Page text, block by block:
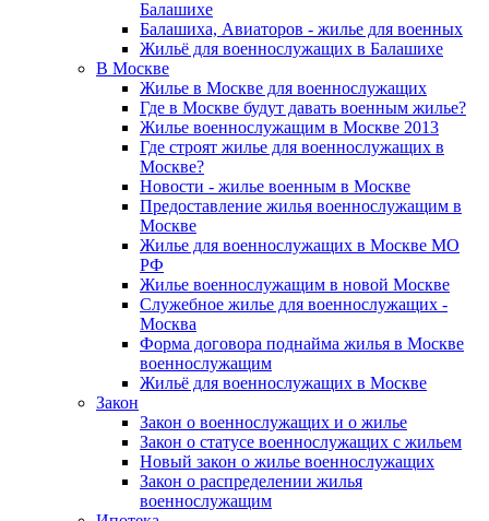
Балашихе
Балашиха, Авиаторов - жилье для военных
Жильё для военнослужащих в Балашихе
В Москве
Жилье в Москве для военнослужащих
Где в Москве будут давать военным жилье?
Жилье военнослужащим в Москве 2013
Где строят жилье для военнослужащих в
Москве?
Новости - жилье военным в Москве
Предоставление жилья военнослужащим в
Москве
Жилье для военнослужащих в Москве МО
РФ
Жилье военнослужащим в новой Москве
Служебное жилье для военнослужащих -
Москва
Форма договора поднайма жилья в Москве
военнослужащим
Жильё для военнослужащих в Москве
Закон
Закон о военнослужащих и о жилье
Закон о статусе военнослужащих с жильем
Новый закон о жилье военнослужащих
Закон о распределении жилья
военнослужащим